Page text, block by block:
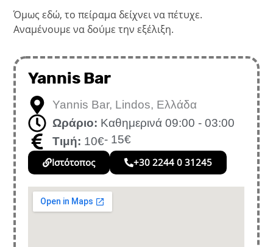
Όμως εδώ, το πείραμα δείχνει να πέτυχε.
Αναμένουμε να δούμε την εξέλιξη.
Yannis Bar
Yannis Bar, Lindos, Ελλάδα
Ωράριο: Καθημερινά 09:00 - 03:00
Τιμή: 10€- 15€
Ιστότοπος +30 2244 0 31245